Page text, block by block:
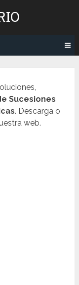
Sucesiones
. Descarga o
web.